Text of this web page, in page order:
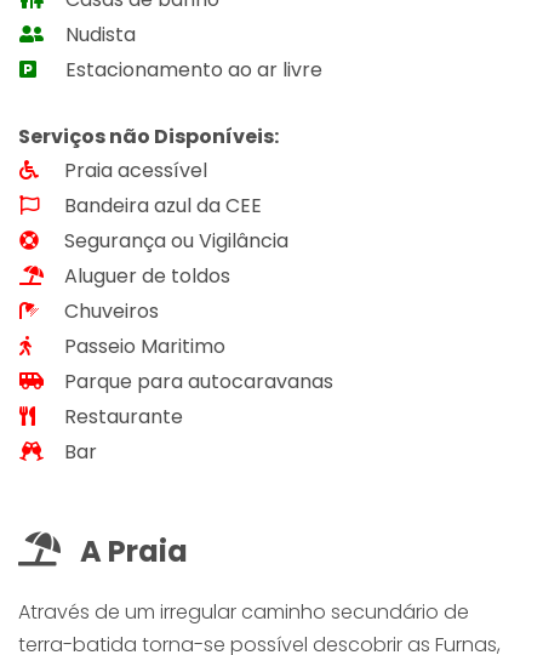
Nudista
Estacionamento ao ar livre
Serviços não Disponíveis:
Praia acessível
Bandeira azul da CEE
Segurança ou Vigilância
Aluguer de toldos
Chuveiros
Passeio Maritimo
Parque para autocaravanas
Restaurante
Bar
A Praia
Através de um irregular caminho secundário de
terra-batida torna-se possível descobrir as Furnas,